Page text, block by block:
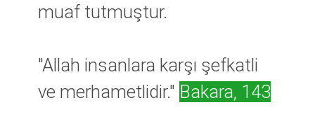
muaf tutmuştur.
"Allah insanlara karşı şefkatli
ve merhametlidir." Bakara, 143